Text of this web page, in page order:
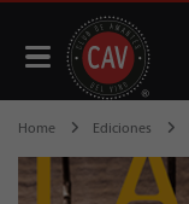
Home Ediciones